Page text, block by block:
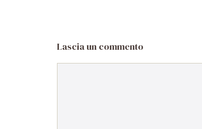
Lascia un commento